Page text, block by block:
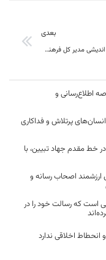
بعدی
نشست هم اندیشی مدیر کل فرهنگ و ارشاد اسلامی خراسان جنوبی با هنرمندان شعر استان
اطلاع‌رسانی و
پرتلاش و فداکاری
خط مقدم جهاد تبیین، با
ارزشمند اصحاب رسانه و
است که رسالت خود را در
اخلاقی ندارد